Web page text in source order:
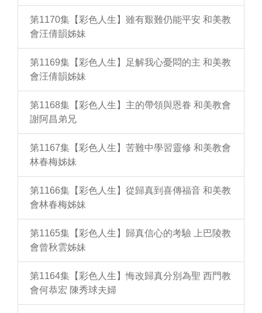
第1170集【彩色人生】雖有艱難仍能平安 和美教
會汪倩韻姊妹
第1169集【彩色人生】足解我心憂悶的主 和美教
會汪倩韻姊妹
第1168集【彩色人生】主的帶領與恩眷 和美教會
謝阿昌弟兄
第1167集【彩色人生】苦難中學習靈修 和美教會
林春梅姊妹
第1166集【彩色人生】從歸真到喜傳福音 和美教
會林春梅姊妹
第1165集【彩色人生】歸真信心的考驗 上巴陵教
會曾秋雲姊妹
第1164集【彩色人生】悔改歸真分別為聖 西門教
會何恭宏 陳秀球夫婦